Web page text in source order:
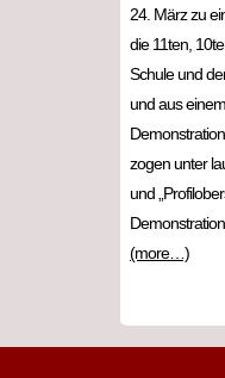
24. März zu
die 11ten,
Schule und
und aus
zogen unter
und
(more…)